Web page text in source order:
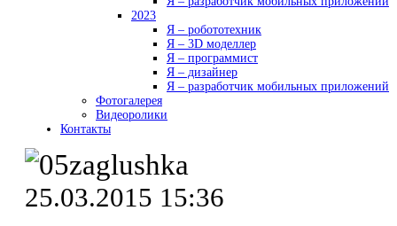
2023
Я – робототехник
Я – 3D моделлер
Я – программист
Я – дизайнер
Я – разработчик мобильных приложений
Фотогалерея
Видеоролики
Контакты
25.03.2015 15:36